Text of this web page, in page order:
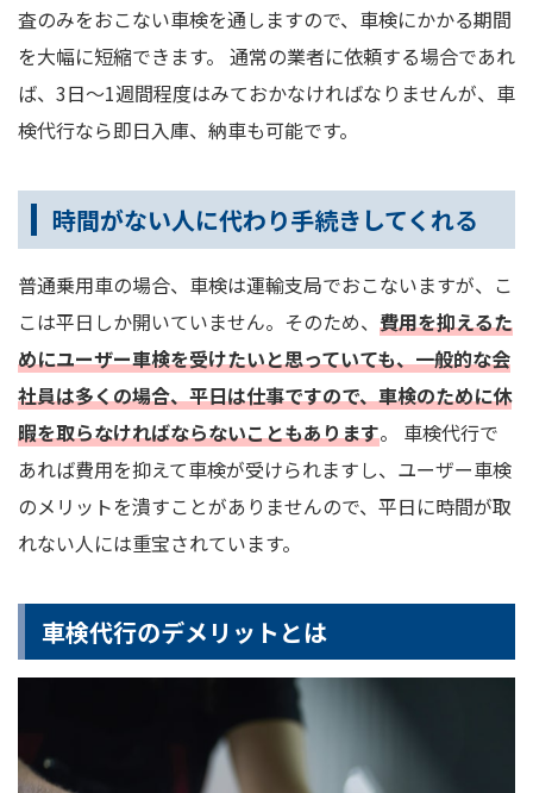
査のみをおこない車検を通しますので、車検にかかる期間
を大幅に短縮できます。 通常の業者に依頼する場合であれ
ば、3日～1週間程度はみておかなければなりませんが、車
検代行なら即日入庫、納車も可能です。
時間がない人に代わり手続きしてくれる
普通乗用車の場合、車検は運輸支局でおこないますが、こ
こは平日しか開いていません。そのため、 費用を抑えるた
めにユーザー車検を受けたいと思っていても、一般的な会
社員は多くの場合、平日は仕事ですので、車検のために休
暇を取らなければならないこともあります。 車検代行で
あれば費用を抑えて車検が受けられますし、ユーザー車検
のメリットを潰すことがありませんので、平日に時間が取
れない人には重宝されています。
車検代行のデメリットとは